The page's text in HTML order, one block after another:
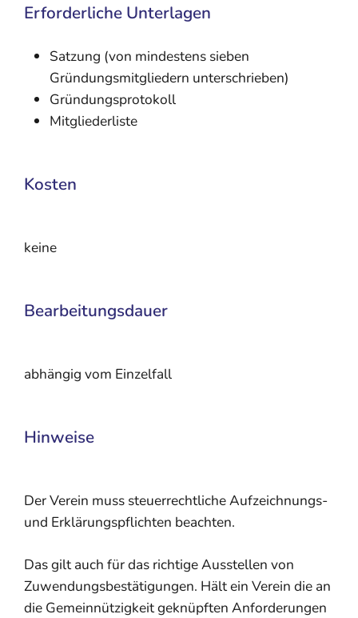
Erforderliche Unterlagen
Satzung (von mindestens sieben
Gründungsmitgliedern unterschrieben)
Gründungsprotokoll
Mitgliederliste
Kosten
keine
Bearbeitungsdauer
abhängig vom Einzelfall
Hinweise
Der Verein muss steuerrechtliche Aufzeichnungs-
und Erklärungspflichten beachten.
Das gilt auch für das richtige Ausstellen von
Zuwendungsbestätigungen. Hält ein Verein die an
die Gemeinnützigkeit geknüpften Anforderungen